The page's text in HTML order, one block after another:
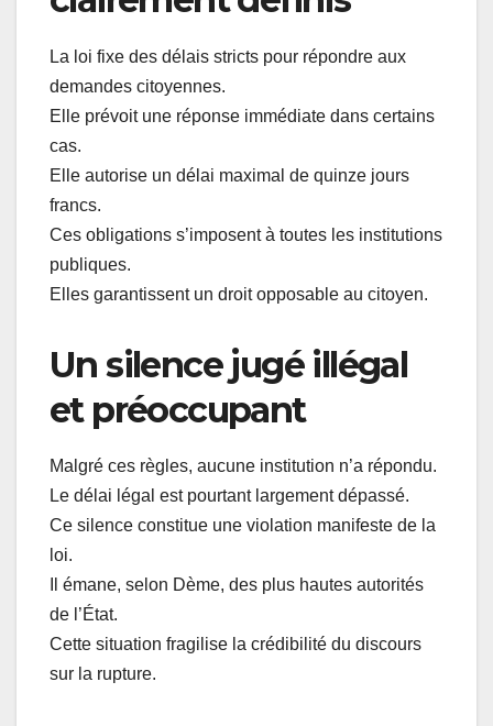
La loi fixe des délais stricts pour répondre aux
demandes citoyennes.
Elle prévoit une réponse immédiate dans certains
cas.
Elle autorise un délai maximal de quinze jours
francs.
Ces obligations s’imposent à toutes les institutions
publiques.
Elles garantissent un droit opposable au citoyen.
Un silence jugé illégal
et préoccupant
Malgré ces règles, aucune institution n’a répondu.
Le délai légal est pourtant largement dépassé.
Ce silence constitue une violation manifeste de la
loi.
Il émane, selon Dème, des plus hautes autorités
de l’État.
Cette situation fragilise la crédibilité du discours
sur la rupture.